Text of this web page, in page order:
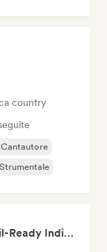
country
Cantautore
Strumentale
Hike and Fresh Air 🏞️ Trail-Ready Indie Folk & Acoustic